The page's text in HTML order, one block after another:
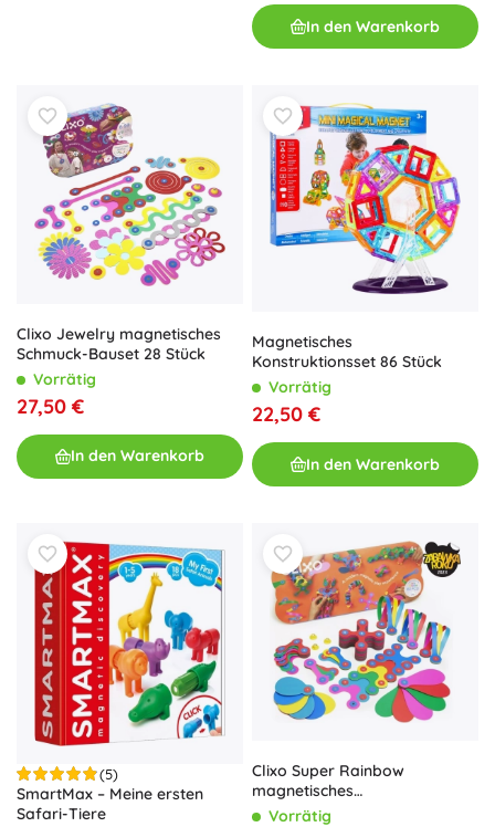
In den Warenkorb
Clixo Jewelry magnetisches
Schmuck-Bauset 28 Stück
Vorrätig
27,50 €
In den Warenkorb
Magnetisches
Konstruktionsset 86 Stück
Vorrätig
22,50 €
In den Warenkorb
(5)
SmartMax – Meine ersten
Safari-Tiere
Clixo Super Rainbow
magnetisches
Konstruktionsset 60 Stück
Vorrätig